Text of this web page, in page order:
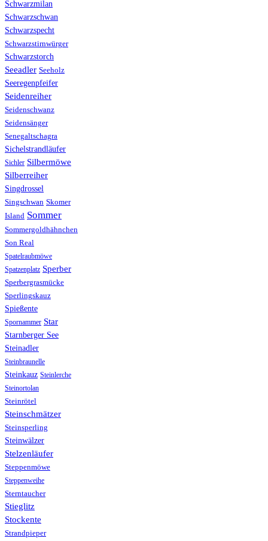
Schwarzmilan
Schwarzschwan
Schwarzspecht
Schwarzstirnwürger
Schwarzstorch
Seeadler Seeholz
Seeregenpfeifer
Seidenreiher
Seidenschwanz
Seidensänger
Senegaltschagra
Sichelstrandläufer
Sichler Silbermöwe
Silberreiher
Singdrossel
Singschwan Skomer
Island Sommer
Sommergoldhähnchen
Son Real
Spatelraubmöwe
Spatzenplatz Sperber
Sperbergrasmücke
Sperlingskauz
Spießente
Spornammer Star
Starnberger See
Steinadler
Steinbraunelle
Steinkauz Steinlerche
Steinortolan
Steinrötel
Steinschmätzer
Steinsperling
Steinwälzer
Stelzenläufer
Steppenmöwe
Steppenweihe
Sterntaucher
Stieglitz
Stockente
Strandpieper